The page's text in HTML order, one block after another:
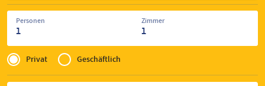
Personen
1
Zimmer
1
Privé
of
Zakelijk
Privat Geschäftlich